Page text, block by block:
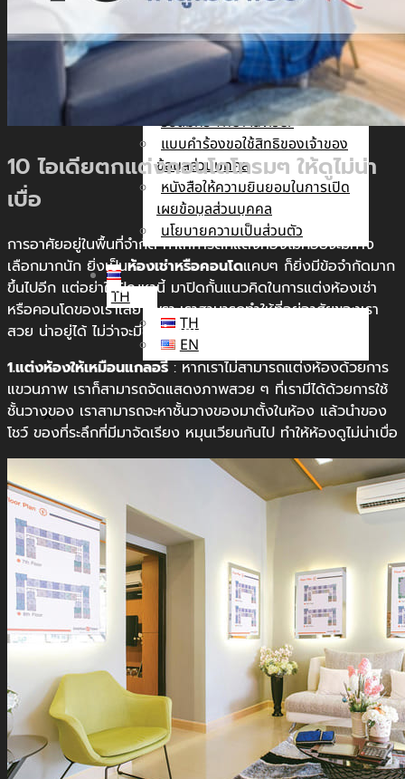
ลงทุน
สัมพันธ์
ติดต่อ
เรา
รับสมัคร The Adviser
แบบคำร้องขอใช้สิทธิของเจ้าของ
ข้อมูลส่วนบุคคล
หนังสือให้ความยินยอมในการเปิด
เผยข้อมูลส่วนบุคคล
นโยบายความเป็นส่วนตัว
TH
TH
EN
X
10 ไอเดียตกแต่งคอนโดโทรมๆ ให้ดูไม่น่า
เบื่อ
การอาศัยอยู่ในพื้นที่จำกัด ทำให้การตกแต่งห้องไม่ค่อยจะมีทาง
เลือกมากนัก ยิ่งเป็นห้องเช่าหรือคอนโดแคบๆ ก็ยิ่งมีข้อจำกัดมาก
ขึ้นไปอีก แต่อย่าให้ปัญหานี้ มาปิดกั้นแนวคิดในการแต่งห้องเช่า
หรือคอนโดของเราเลย เพราะเราสามารถทำให้ที่อยู่อาศัยของเรา
สวย น่าอยู่ได้ ไม่ว่าจะมีข้อจำกัดมากน้อยแค่ไหนก็ตาม…
1.แต่งห้องให้เหมือนแกลอรี: หากเราไม่สามารถแต่งห้องด้วยการ
แขวนภาพ เราก็สามารถจัดแสดงภาพสวย ๆ ที่เรามีได้ด้วยการใช้
ชั้นวางของ เราสามารถจะหาชั้นวางของมาตั้งในห้อง แล้วนำของ
โชว์ ของที่ระลึกที่มีมาจัดเรียง หมุนเวียนกันไป ทำให้ห้องดูไม่น่าเบื่อ